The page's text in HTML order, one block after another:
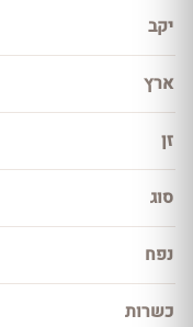
יקב
ארץ
זן
סוג
נפח
כשרות